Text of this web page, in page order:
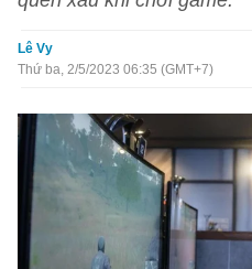
Lê Vy
Thứ ba, 2/5/2023 06:35 (GMT+7)